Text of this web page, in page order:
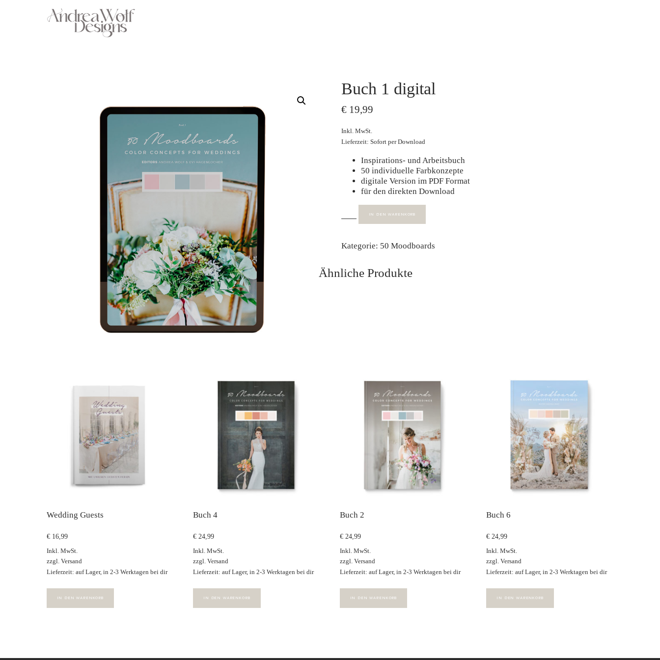
Buch 1 digital
€ 19,99
Inkl. MwSt.
Lieferzeit: Sofort per Download
Inspirations- und Arbeitsbuch
50 individuelle Farbkonzepte
digitale Version im PDF Format
für den direkten Download
IN DEN WARENKORB
Kategorie: 50 Moodboards
Ähnliche Produkte
Wedding Guests
€16,99
Inkl. MwSt.
zzgl. Versand
Lieferzeit: auf Lager, in 2-3 Werktagen bei dir
IN DEN WARENKORB
Buch 4
€ 24,99
Inkl. MwSt.
zzgl.Versand
Lieferzeit: auf Lager, in 2-3 Werktagen bei dir
IN DEN WARENKORB
Buch 2
€24,99
Inkl. MwSt.
zzgl. Versand
Lieferzeit: auf Lager, in 2-3 Werktagen bei dir
IN DEN WARENKORB
Buch 6
€ 24,99
Inkl. MwSt.
zzgl.Versand
Lieferzeit: auf Lager, in 2-3 Werktagen bei dir
IN DEN WARENKORB